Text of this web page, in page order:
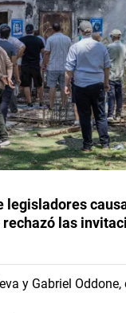
legisladores
las